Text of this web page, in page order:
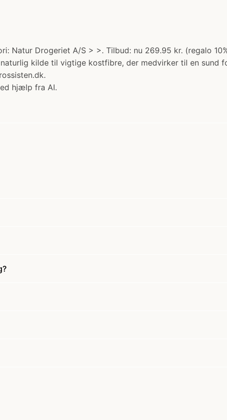
Natur Drogeriet A/S > >. Tilbud: nu 269.95 kr. (regalo
kilde til vigtige kostfibre, der medvirker til en sund
hjælp fra AI.